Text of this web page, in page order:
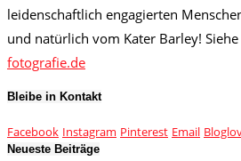
leidenschaftlich engagierten
und natürlich vom Kater Barley! Siehe
fotografie.de
Bleibe in Kontakt
Facebook Instagram Pinterest Email
Neueste Beiträge